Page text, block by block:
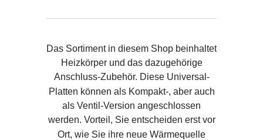
Das Sortiment in diesem Shop beinhaltet
Heizkörper und das dazugehörige
Anschluss-Zubehör. Diese Universal-
Platten können als Kompakt-, aber auch
als Ventil-Version angeschlossen
werden. Vorteil, Sie entscheiden erst vor
Ort, wie Sie ihre neue Wärmequelle